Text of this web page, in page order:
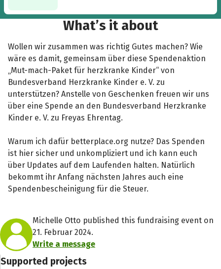
What’s it about
Wollen wir zusammen was richtig Gutes machen? Wie
wäre es damit, gemeinsam über diese Spendenaktion
„Mut-mach-Paket für herzkranke Kinder“ von
Bundesverband Herzkranke Kinder e. V. zu
unterstützen? Anstelle von Geschenken freuen wir uns
über eine Spende an den Bundesverband Herzkranke
Kinder e. V. zu Freyas Ehrentag.
Warum ich dafür betterplace.org nutze? Das Spenden
ist hier sicher und unkompliziert und ich kann euch
über Updates auf dem Laufenden halten. Natürlich
bekommt ihr Anfang nächsten Jahres auch eine
Spendenbescheinigung für die Steuer.
Michelle Otto published this fundraising event on
21. Februar 2024.
Write a message
Supported projects